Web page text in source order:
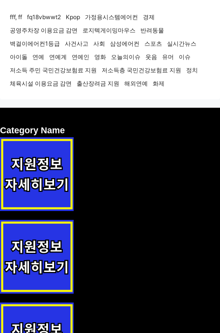
fff, ff fq18vbwwt2 Kpop 가정용시스템에어컨
경제
공영주차장 이용요금 감면
로지텍게이밍마우스
반려동물
벽걸이에어컨1등급
사건사고 사회 삼성에어컨 스포츠
실시간뉴스
아이돌
연예 연예계 연예인 영화 오늘의이슈 웃음 유머
이슈
저소득 주민 국민건강보험료 지원
저소득층 국민건강보험료 지원
정치
체육시설 이용요금 감면
출산장려금 지원 해외연예 화제
Category Name